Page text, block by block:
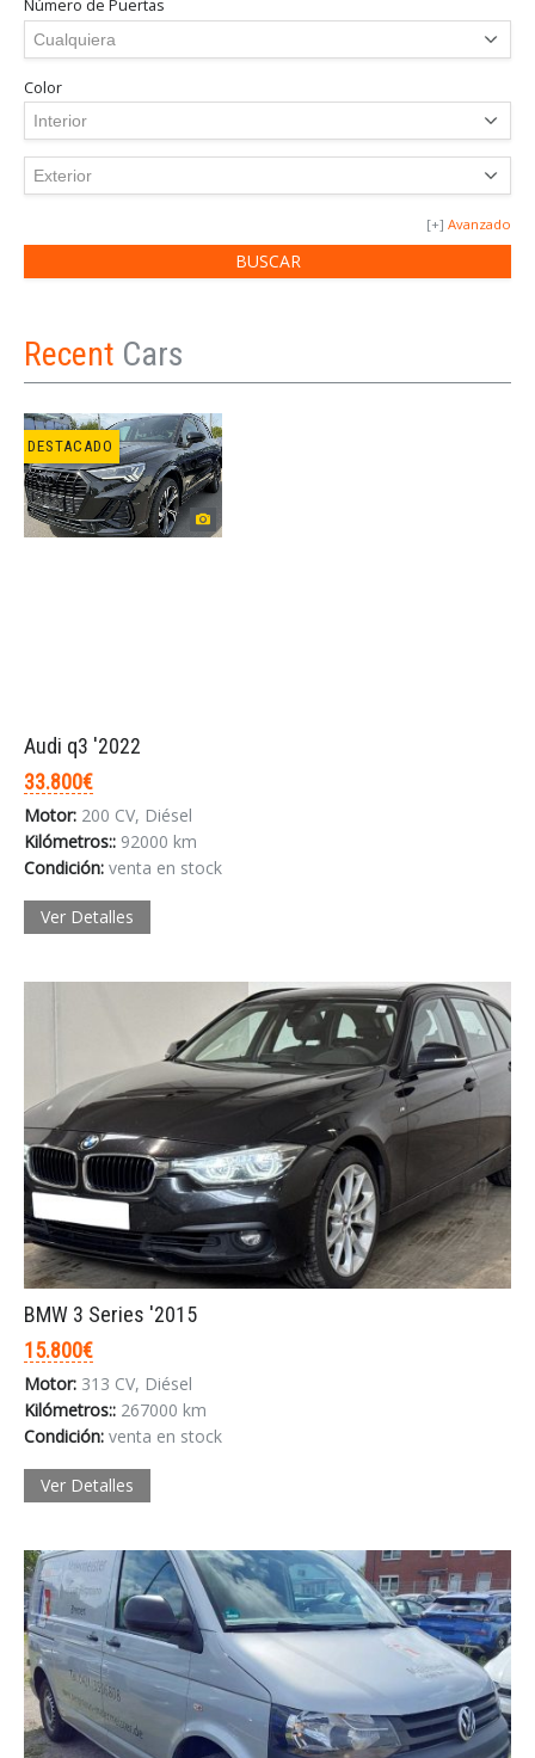
Número de Puertas
Color
Avanzado
Recent Cars
DESTACADO
Audi q3 '2022
33.800€
Motor: 200 CV, Diésel
Kilómetros:: 92000 km
Condición: venta en stock
Ver Detalles
BMW 3 Series '2015
15.800€
Motor: 313 CV, Diésel
Kilómetros:: 267000 km
Condición: venta en stock
Ver Detalles